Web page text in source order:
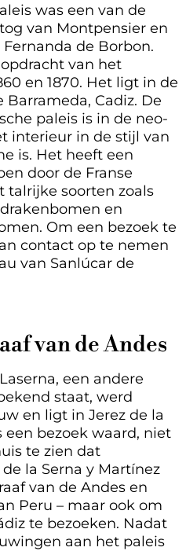
was een van de
van Montpensier en
de Borbon.
van het
en 1870. Het ligt in de
Cadiz. De
paleis is in de neo-
interieur in de stijl van
is. Het heeft een
door de Franse
soorten zoals
en
Om een bezoek te
contact op te nemen
van Sanlúcar de
van de Andes
een andere
staat, werd
en ligt in Jerez de la
een bezoek waard, niet
te zien dat
la Serna y Martínez
van de Andes en
Peru – maar ook om
te bezoeken. Nadat
aan het paleis